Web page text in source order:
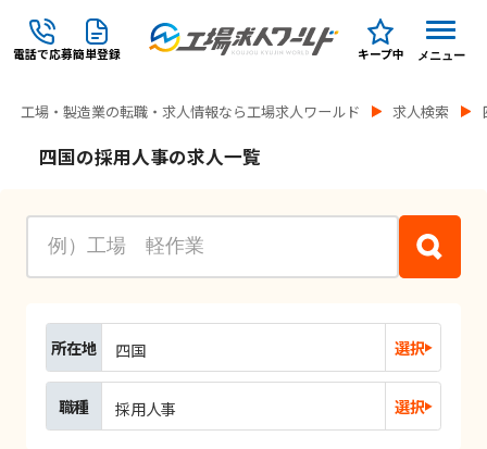
電話で応募簡単登録 キープ中 メニュー
工場・製造業の転職・求人情報なら工場求人ワールド 求人検索
四国の採用人事の求人一覧
所在地 四国 選択
職種 採用人事 選択